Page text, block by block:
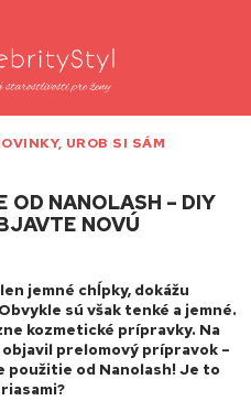
, UROB SI SÁM
OD NANOLASH – DIY
NOVÚ
jemné chĺpky, dokážu
sú však tenké a jemné.
kozmetické prípravky. Na
prelomový prípravok –
použitie od Nanolash! Je to